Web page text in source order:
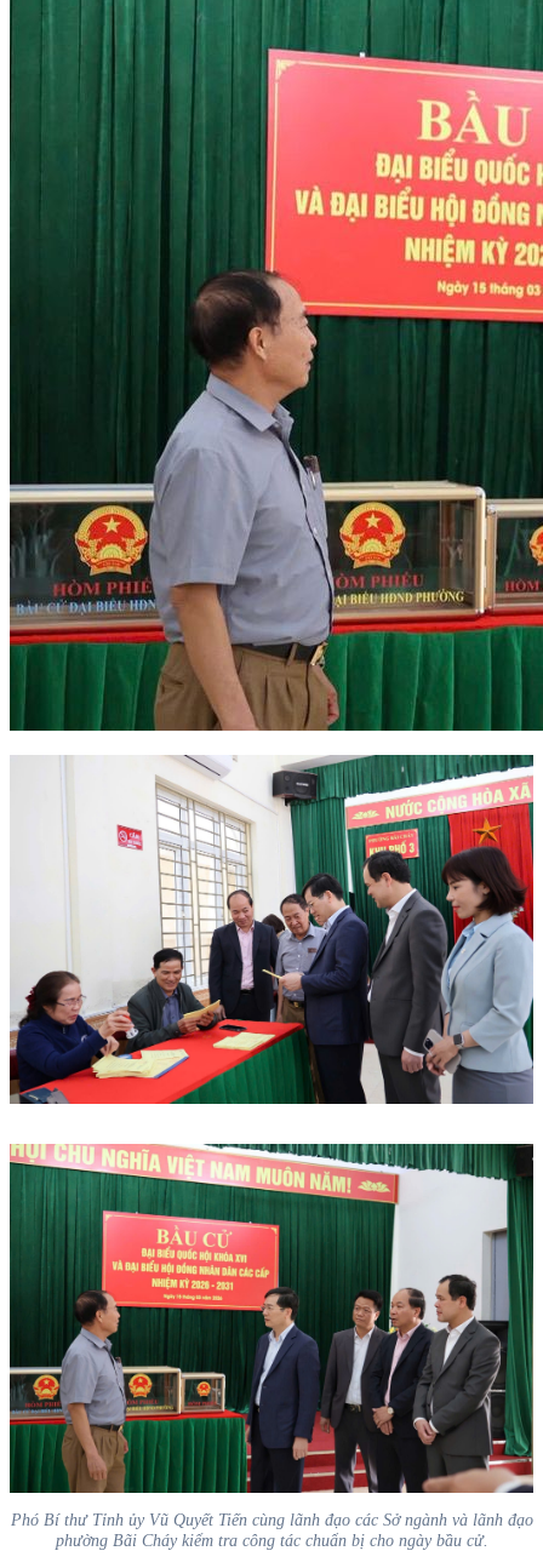
Phó Bí thư Tỉnh ủy Vũ Quyết Tiến cùng lãnh đạo các Sở ngành và lãnh đạo
phường Bãi Cháy kiểm tra công tác chuẩn bị cho ngày bầu cử.